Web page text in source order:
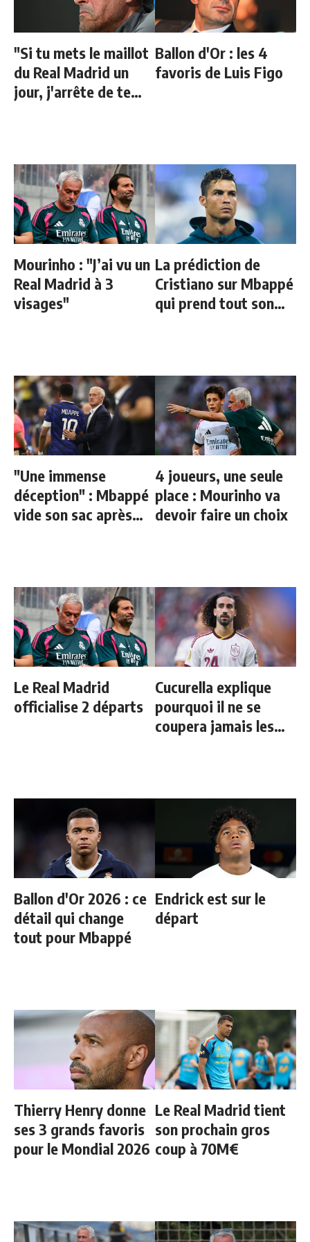
"Si tu mets le maillot
du Real Madrid un
jour, j'arrête de te
Ballon d'Or : les 4
favoris de Luis Figo
Mourinho : "J’ai vu un
Real Madrid à 3
visages"
La prédiction de
Cristiano sur Mbappé
qui prend tout son
"Une immense
déception" : Mbappé
vide son sac après
4 joueurs, une seule
place : Mourinho va
devoir faire un choix
Le Real Madrid
officialise 2 départs
Cucurella explique
pourquoi il ne se
coupera jamais les
Ballon d'Or 2026 : ce
détail qui change
tout pour Mbappé
Endrick est sur le
départ
Thierry Henry donne
ses 3 grands favoris
pour le Mondial 2026
Le Real Madrid tient
son prochain gros
coup à 70M€